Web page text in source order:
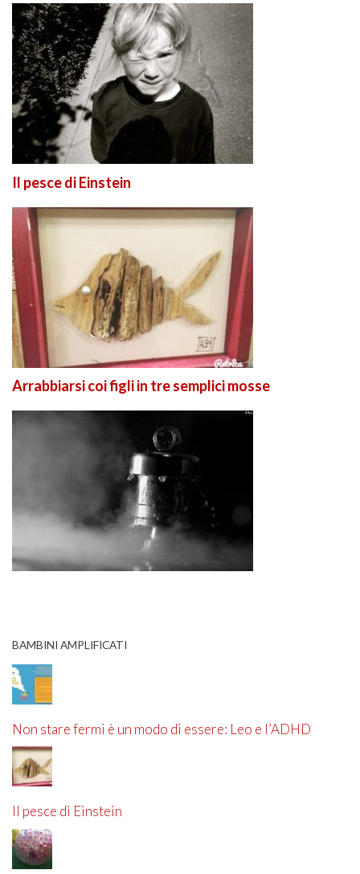
Il pesce di Einstein
Arrabbiarsi coi figli in tre semplici mosse
BAMBINI AMPLIFICATI
Non stare fermi è un modo di essere: Leo e l’ADHD
Il pesce di Einstein